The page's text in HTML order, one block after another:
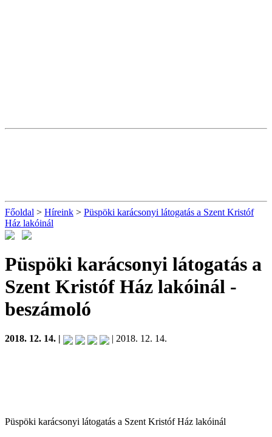
Főoldal > Híreink > Püspöki karácsonyi látogatás a Szent Kristóf
Ház lakóinál
Püspöki karácsonyi látogatás a
Szent Kristóf Ház lakóinál -
beszámoló
2018. 12. 14. | | 2018. 12. 14.
Püspöki karácsonyi látogatás a Szent Kristóf Ház lakóinál